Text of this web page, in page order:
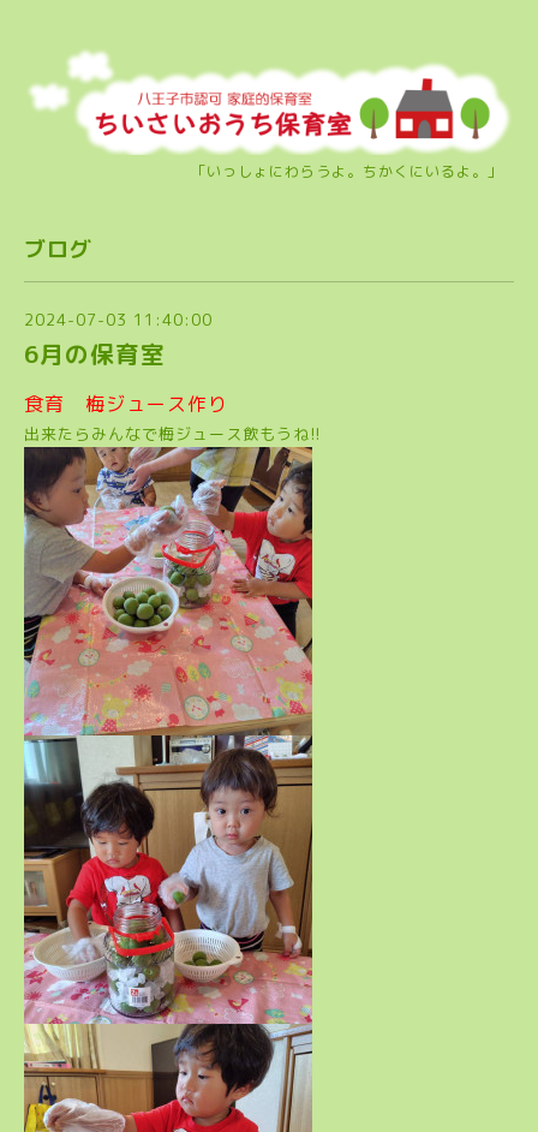
「いっしょにわらうよ。ちかくにいるよ。」
ブログ
2024-07-03 11:40:00
6月の保育室
食育 梅ジュース作り
出来たらみんなで梅ジュース飲もうね!!